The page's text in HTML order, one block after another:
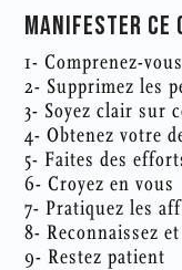
MANIFESTER CE
1- Comprenez-vous
2- Supprimez les
3- Soyez clair sur
4- Obtenez votre
5- Faites des
6- Croyez en vous
7- Pratiquez les
8- Reconnaissez
9- Restez patient